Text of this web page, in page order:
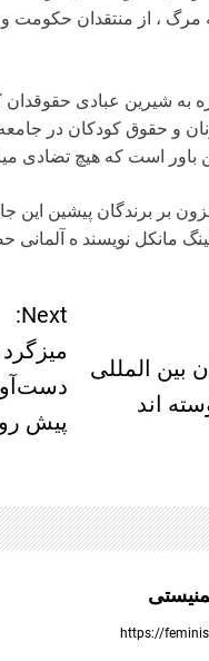
، از منتقدان حکومت
و حقوق کودکان در
باور است که هیچ تضادی
بر برندگان پیشین
مانکل نویسند ه
بین المللی
اند
Next:
پیش
https://